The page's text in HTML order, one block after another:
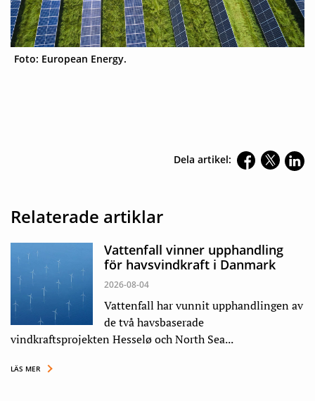
Foto: European Energy.
Dela artikel:
Relaterade artiklar
Vattenfall vinner upphandling
för havsvindkraft i Danmark
2026-08-04
Vattenfall har vunnit upphandlingen av
de två havsbaserade
vindkraftsprojekten Hesselø och North Sea...
LÄS MER